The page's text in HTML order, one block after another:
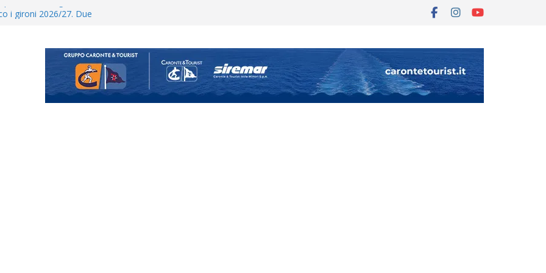
del girone I
chiama questa piazza non
Tourè è un nuovo
colpo per il reparto arretrato: